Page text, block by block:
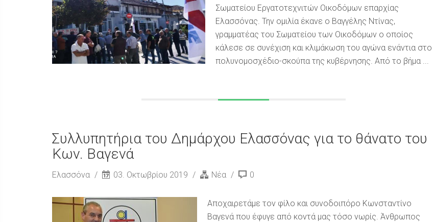
Σωματείου Εργατοτεχνιτών Οικοδόμων επαρχίας
Ελασσόνας. Την ομιλία έκανε ο Βαγγέλης Ντίνας,
γραμματέας του Σωματείου των Οικοδόμων ο οποίος
κάλεσε σε συνέχιση και κλιμάκωση του αγώνα ενάντια στο
πολυνομοσχέδιο-σκούπα της κυβέρνησης. Από το βήμα ...
Συλλυπητήρια του Δημάρχου Ελασσόνας για το θάνατο του
Κων. Βαγενά
Ελασσόνα 03. Οκτωβρίου 2019 Νέα 0
Αποχαιρετάμε τον φίλο και συνοδοιπόρο Κωνσταντίνο
Βαγενά που έφυγε από κοντά μας τόσο νωρίς. Άνθρωπος